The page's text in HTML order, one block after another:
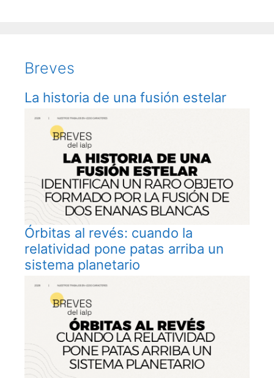
Breves
La historia de una fusión estelar
Órbitas al revés: cuando la
relatividad pone patas arriba un
sistema planetario